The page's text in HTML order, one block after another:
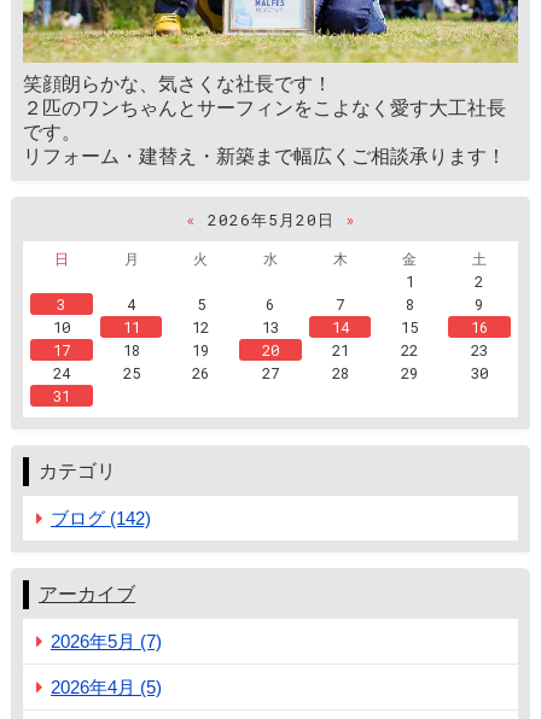
笑顔朗らかな、気さくな社長です！
２匹のワンちゃんとサーフィンをこよなく愛す大工社長
です。
リフォーム・建替え・新築まで幅広くご相談承ります！
« 2026年5月20日
»
日
月 火 水 木 金
土
1
2
3
4 5 6 7 8
9
10
11 12 13 14 15
16
17
18 19 20 21 22
23
24
25 26 27 28 29
30
31
カテゴリ
ブログ (142)
アーカイブ
2026年5月 (7)
2026年4月 (5)